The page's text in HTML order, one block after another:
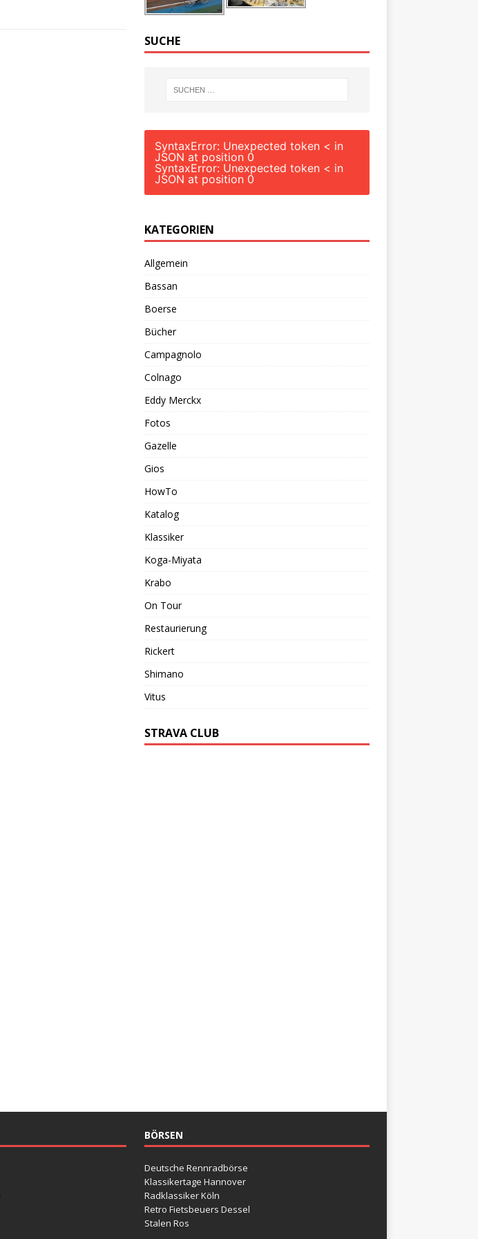
SUCHE
SyntaxError: Unexpected token < in
JSON at position 0
SyntaxError: Unexpected token < in
JSON at position 0
KATEGORIEN
Allgemein
Bassan
Boerse
Bücher
Campagnolo
Colnago
Eddy Merckx
Fotos
Gazelle
Gios
HowTo
Katalog
Klassiker
Koga-Miyata
Krabo
On Tour
Restaurierung
Rickert
Shimano
Vitus
STRAVA CLUB
BÖRSEN
Deutsche Rennradbörse
Klassikertage Hannover
Radklassiker Köln
Retro Fietsbeuers Dessel
Stalen Ros